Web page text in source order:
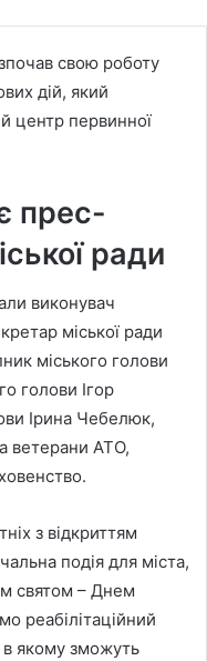
свою роботу
дій, який
центр первинної
прес-
ради
виконувач
міської ради
міського голови
голови Ігор
Ірина Чебелюк,
ветерани АТО,
з відкриттям
подія для міста,
святом – Днем
реабілітаційний
в якому зможуть